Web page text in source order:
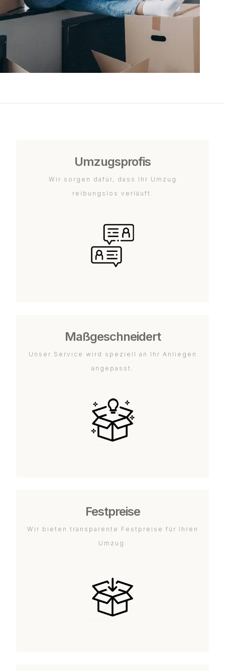
Umzugsprofis
Wir sorgen dafür, dass Ihr Umzug
reibungslos verläuft.
Maßgeschneidert
Unser Service wird speziell an Ihr Anliegen
angepasst.
Festpreise
Wir bieten transparente Festpreise für Ihren
Umzug.